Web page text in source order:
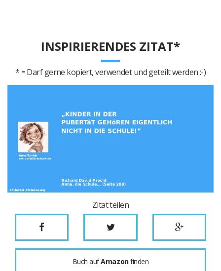
INSPIRIERENDES ZITAT*
* = Darf gerne kopiert, verwendet und geteilt werden :-)
Zitat teilen
Buch aufAmazonfinden